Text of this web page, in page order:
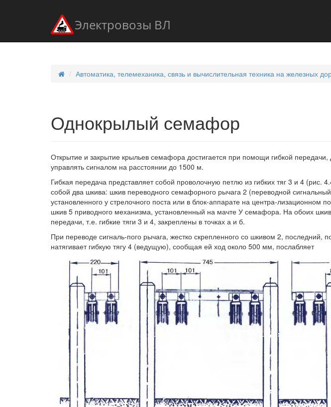
Электровозы ВЛ
Автоматика, телемеханика, связь и вычислительная техника на железных
Однокрылый семафор
Открытие и закрытие крыльев семафора достигается при помощи гибкой
управлять сигналом на расстоянии до 1500 м.
Гибкая передача представляет собой проволочную петлю из гибких тяг 3 и 4
собой два шкива: шкив переводного семафорного рычага 2 (переводной
установленного у стрелочного поста или в блок-аппарате на центра-лизационном
шкив 5 приводного механизма, установленный на мачте У семафора. На обоих
передачи, т.е. гибкие тяги 3 и 4, закреплены в точках а и б.
При переводе сигналь-пого рычага, жестко скрепленного со шкивом 2, последний,
натягивает гибкую тягу 4 (ведущую), сообщая ей ход около 500 мм, послабляет